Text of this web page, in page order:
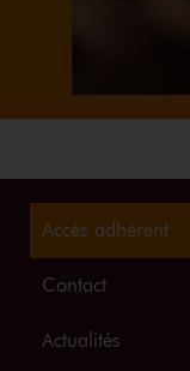
Accès adhérent
Contact
Actualités